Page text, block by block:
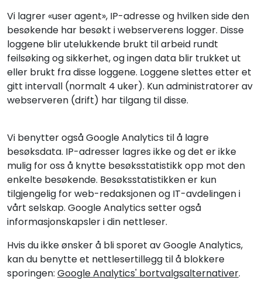
Vi lagrer «user agent», IP-adresse og hvilken side den
besøkende har besøkt i webserverens logger. Disse
loggene blir utelukkende brukt til arbeid rundt
feilsøking og sikkerhet, og ingen data blir trukket ut
eller brukt fra disse loggene. Loggene slettes etter et
gitt intervall (normalt 4 uker). Kun administratorer av
webserveren (drift) har tilgang til disse.
Vi benytter også Google Analytics til å lagre
besøksdata. IP-adresser lagres ikke og det er ikke
mulig for oss å knytte besøksstatistikk opp mot den
enkelte besøkende. Besøksstatistikken er kun
tilgjengelig for web-redaksjonen og IT-avdelingen i
vårt selskap. Google Analytics setter også
informasjonskapsler i din nettleser.
Hvis du ikke ønsker å bli sporet av Google Analytics,
kan du benytte et nettlesertillegg til å blokkere
sporingen: Google Analytics' bortvalgsalternativer.